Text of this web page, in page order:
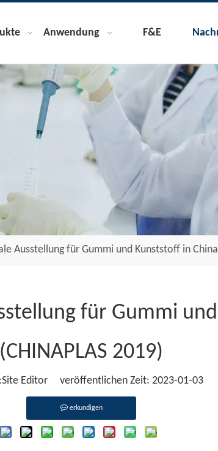
Anwendung F&E
Ausstellung für Gummi und Kunststoff in China
für Gummi
(CHINAPLAS 2019)
Editor veröffentlichen Zeit: 2023-01-03
erkundigen